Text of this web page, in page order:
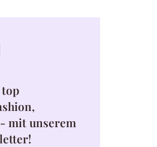
mit unserem